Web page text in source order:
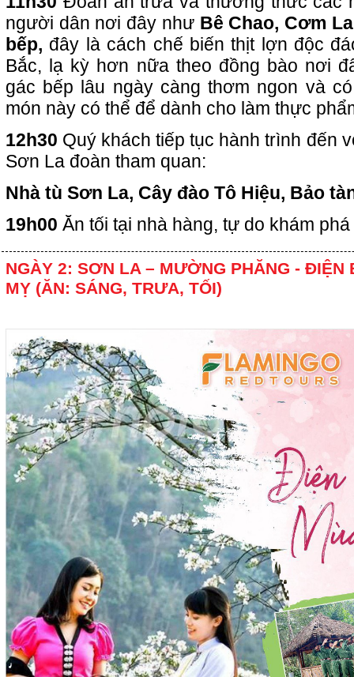
người dân nơi đây nhưBê Chao, Cơm
bếp, đây là cách chế biến thịt lợn độc
Bắc, lạ kỳ hơn nữa theo đồng bào nơi
gác bếp lâu ngày càng thơm ngon và
món này có thể để dành cho làm thực
12h30 Quý khách tiếp tục hành trình đến
Sơn La đoàn tham quan:
Nhà tù Sơn La, Cây đào Tô Hiệu, Bảo
19h00 Ăn tối tại nhà hàng, tự do khám
NGÀY 2: SƠN LA – MƯỜNG PHĂNG - ĐIỆN
MỴ (ĂN: SÁNG, TRƯA, TỐI)